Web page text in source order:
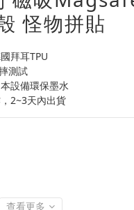
怪物拼貼
拜耳TPU
測試
設備環保墨水
2~3天內出貨
查看更多